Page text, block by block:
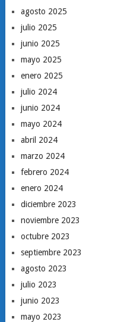
agosto 2025
julio 2025
junio 2025
mayo 2025
enero 2025
julio 2024
junio 2024
mayo 2024
abril 2024
marzo 2024
febrero 2024
enero 2024
diciembre 2023
noviembre 2023
octubre 2023
septiembre 2023
agosto 2023
julio 2023
junio 2023
mayo 2023